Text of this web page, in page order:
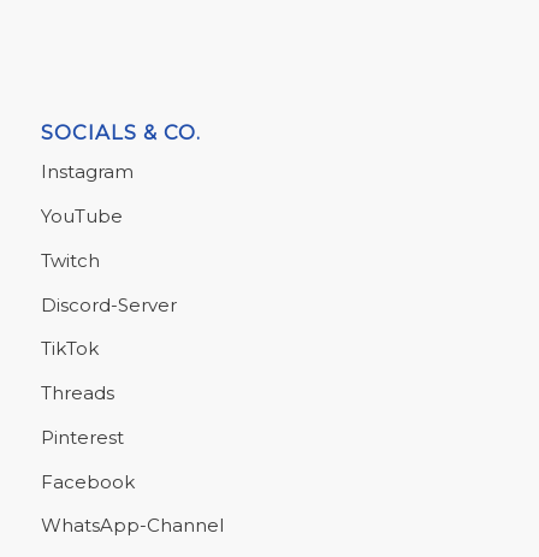
SOCIALS & CO.
Instagram
YouTube
Twitch
Discord-Server
TikTok
Threads
Pinterest
Facebook
WhatsApp-Channel